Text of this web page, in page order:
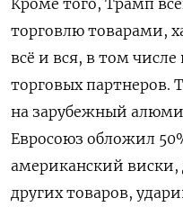
торговлю товарами,
всё и вся, в том
торговых партнеров.
на зарубежный
Евросоюз обложил
американский
других товаров,